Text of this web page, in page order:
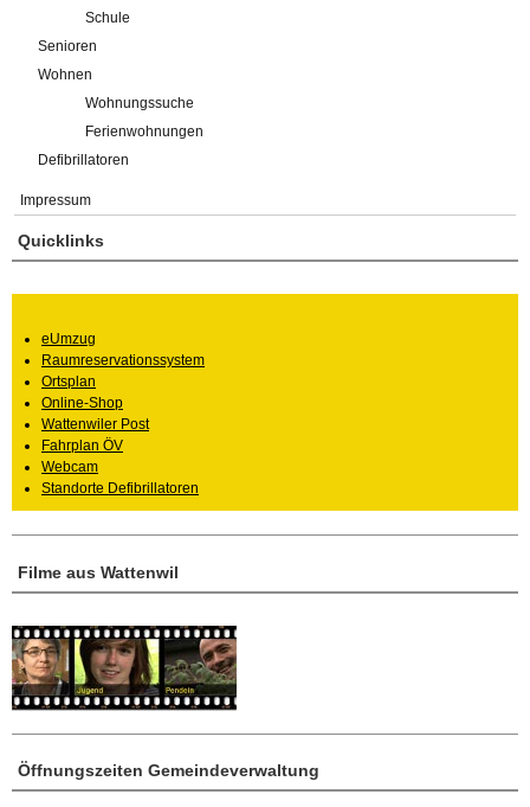
Schule
Senioren
Wohnen
Wohnungssuche
Ferienwohnungen
Defibrillatoren
Impressum
Öffnungszeiten Gemeindeverwaltung
Filme aus Wattenwil
Quicklinks
eUmzug
Raumreservationssystem
Ortsplan
Online-Shop
Wattenwiler Post
Fahrplan ÖV
Webcam
Standorte Defibrillatoren